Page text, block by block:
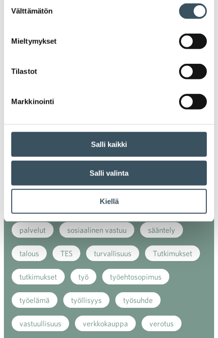
valinta
Välttämätön
Mieltymykset
Tilastot
Markkinointi
Salli kaikki
Salli valinta
Kiellä
digitalisaatio
energiatehokkuus
kuluttaja kuluttajat kuluttajien luottamus
luottamusindikaattori myynti
nuoret
palvelut sosiaalinen vastuu sääntely
talous TES turvallisuus Tutkimukset
tutkimukset työ työehtosopimus
työelämä työllisyys työsuhde
vastuullisuus verkkokauppa verotus